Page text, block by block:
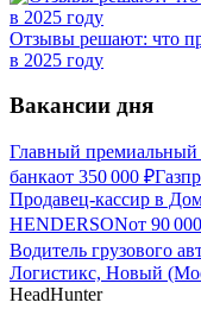
Отзывы решают: что
в 2025 году
Вакансии дня
Главный
банкаот 350 000 ₽
Продавец-кассир в
HENDERSONот 90 000
Водитель грузового
Логистикс, Новый
HeadHunter